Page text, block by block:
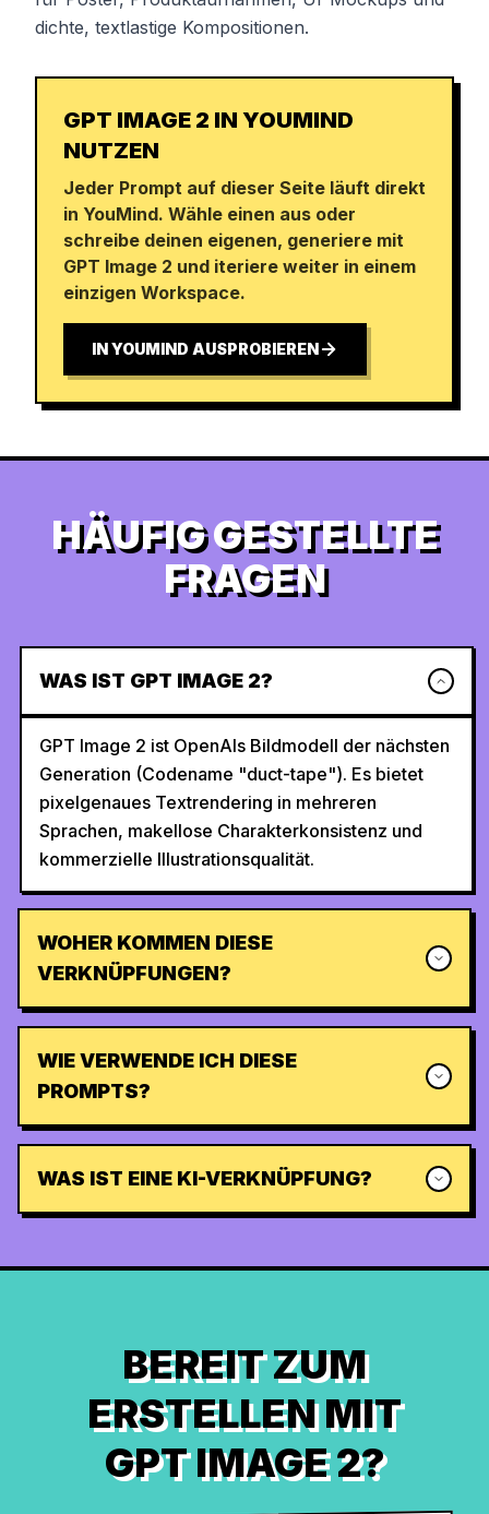
dichte, textlastige Kompositionen.
GPT IMAGE 2 IN YOUMIND
NUTZEN
Jeder Prompt auf dieser Seite läuft direkt
in YouMind. Wähle einen aus oder
schreibe deinen eigenen, generiere mit
GPT Image 2 und iteriere weiter in einem
einzigen Workspace.
IN YOUMIND AUSPROBIEREN
HÄUFIG GESTELLTE
FRAGEN
WAS IST GPT IMAGE 2?
GPT Image 2 ist OpenAIs Bildmodell der nächsten
Generation (Codename "duct-tape"). Es bietet
pixelgenaues Textrendering in mehreren
Sprachen, makellose Charakterkonsistenz und
kommerzielle Illustrationsqualität.
WOHER KOMMEN DIESE
VERKNÜPFUNGEN?
WIE VERWENDE ICH DIESE
PROMPTS?
WAS IST EINE KI-VERKNÜPFUNG?
BEREIT ZUM
ERSTELLEN MIT
GPT IMAGE 2?